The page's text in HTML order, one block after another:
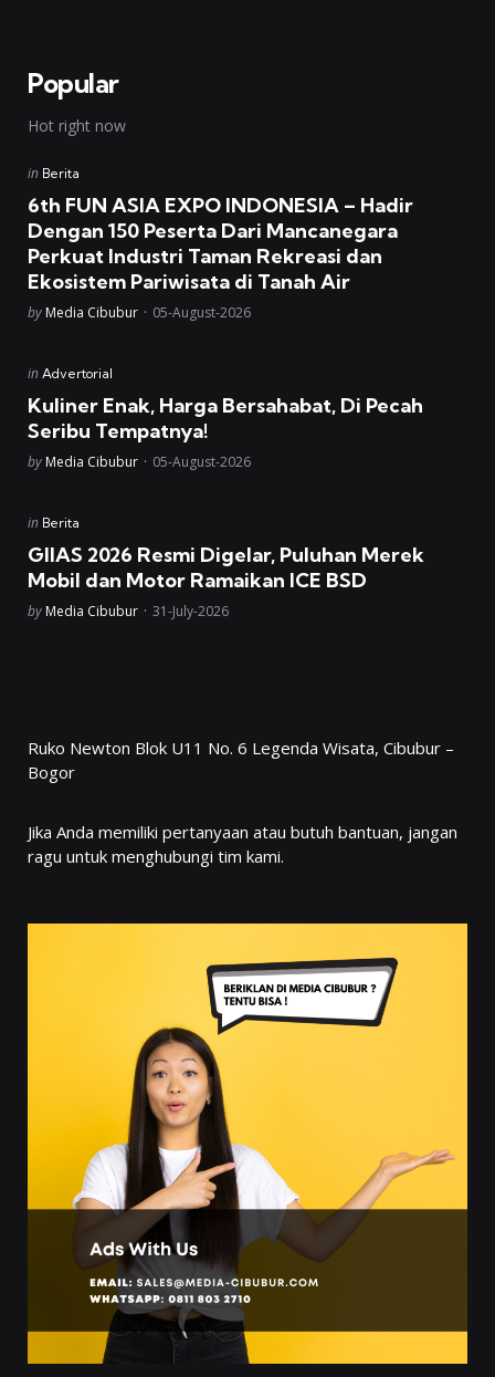
Popular
Hot right now
Posted
in Berita
6th FUN ASIA EXPO INDONESIA – Hadir
Dengan 150 Peserta Dari Mancanegara
Perkuat Industri Taman Rekreasi dan
Ekosistem Pariwisata di Tanah Air
Posted
by Media Cibubur 05-August-2026
Posted
in Advertorial
Kuliner Enak, Harga Bersahabat, Di Pecah
Seribu Tempatnya!
Posted
by Media Cibubur 05-August-2026
Posted
in Berita
GIIAS 2026 Resmi Digelar, Puluhan Merek
Mobil dan Motor Ramaikan ICE BSD
Posted
by Media Cibubur 31-July-2026
Ruko Newton Blok U11 No. 6 Legenda Wisata, Cibubur –
Bogor
Jika Anda memiliki pertanyaan atau butuh bantuan, jangan
ragu untuk menghubungi tim kami.